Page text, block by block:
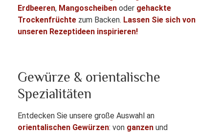
Erdbeeren, Mangoscheiben oder gehackte
Trockenfrüchte zum Backen. Lassen Sie sich von
unseren Rezeptideen inspirieren!
Gewürze & orientalische
Spezialitäten
Entdecken Sie unsere große Auswahl an
orientalischen Gewürzen: von ganzen und